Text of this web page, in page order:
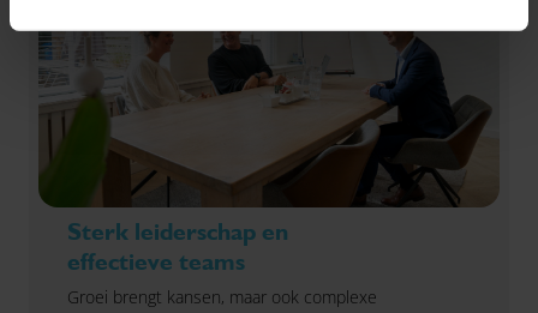
Sterk leiderschap en
effectieve teams
Groei brengt kansen, maar ook complexe